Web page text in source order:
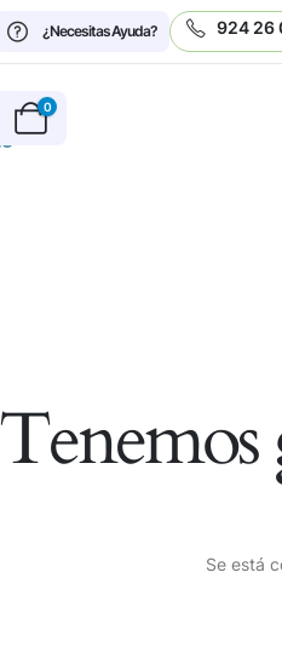
¿Necesitas Ayuda?
924 26
0
Tenemos
Se está